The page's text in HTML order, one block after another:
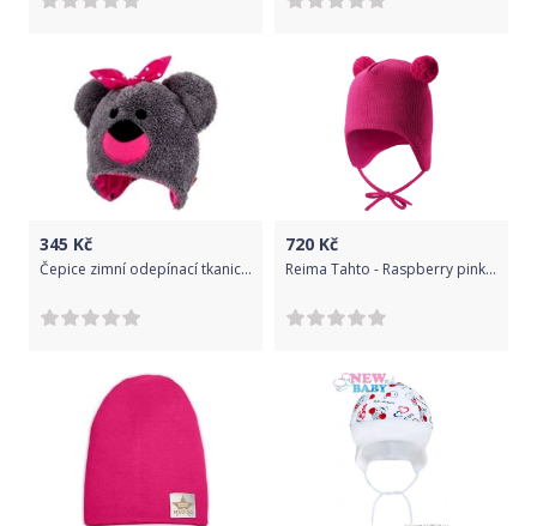
345 Kč
Čepice zimní odepínací tkanice - TEDDY šedo-růžová - vel.68-80
720 Kč
Reima Tahto - Raspberry pink 50